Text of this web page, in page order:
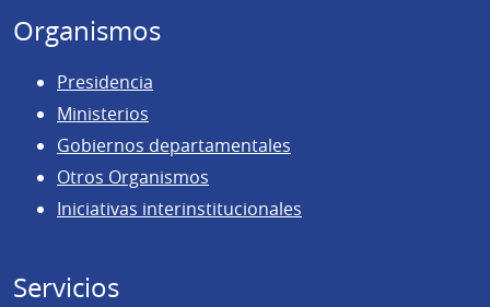
Organismos
Presidencia
Ministerios
Gobiernos departamentales
Otros Organismos
Iniciativas interinstitucionales
Servicios